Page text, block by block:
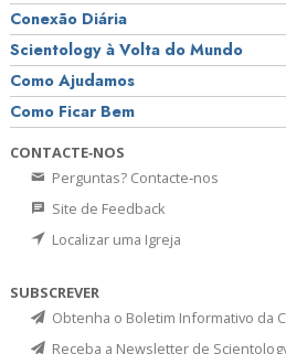
Conexão Diária
Scientology à Volta do Mundo
Como Ajudamos
Como Ficar Bem
CONTACTE‑NOS
Perguntas? Contacte‑nos
Site de Feedback
Localizar uma Igreja
SUBSCREVER
Obtenha o Boletim Informativo da
Receba a Newsletter de